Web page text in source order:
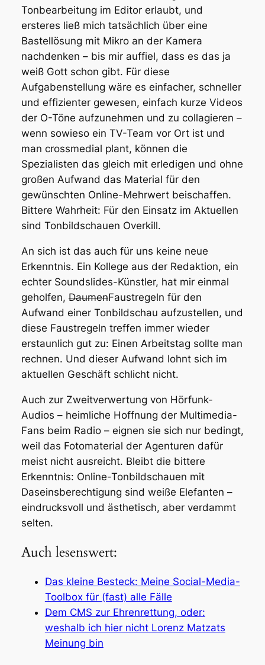
Tonbearbeitung im Editor erlaubt, und
ersteres ließ mich tatsächlich über eine
Bastellösung mit Mikro an der Kamera
nachdenken – bis mir auffiel, dass es das ja
weiß Gott schon gibt. Für diese
Aufgabenstellung wäre es einfacher, schneller
und effizienter gewesen, einfach kurze Videos
der O-Töne aufzunehmen und zu collagieren –
wenn sowieso ein TV-Team vor Ort ist und
man crossmedial plant, können die
Spezialisten das gleich mit erledigen und ohne
großen Aufwand das Material für den
gewünschten Online-Mehrwert beischaffen.
Bittere Wahrheit: Für den Einsatz im Aktuellen
sind Tonbildschauen Overkill.
An sich ist das auch für uns keine neue
Erkenntnis. Ein Kollege aus der Redaktion, ein
echter Soundslides-Künstler, hat mir einmal
geholfen,DaumenFaustregeln für den
Aufwand einer Tonbildschau aufzustellen, und
diese Faustregeln treffen immer wieder
erstaunlich gut zu: Einen Arbeitstag sollte man
rechnen. Und dieser Aufwand lohnt sich im
aktuellen Geschäft schlicht nicht.
Auch zur Zweitverwertung von Hörfunk-
Audios – heimliche Hoffnung der Multimedia-
Fans beim Radio – eignen sie sich nur bedingt,
weil das Fotomaterial der Agenturen dafür
meist nicht ausreicht. Bleibt die bittere
Erkenntnis: Online-Tonbildschauen mit
Daseinsberechtigung sind weiße Elefanten –
eindrucksvoll und ästhetisch, aber verdammt
selten.
Auch lesenswert:
Das kleine Besteck: Meine Social-Media-
Toolbox für (fast) alle Fälle
Dem CMS zur Ehrenrettung, oder:
weshalb ich hier nicht Lorenz Matzats
Meinung bin